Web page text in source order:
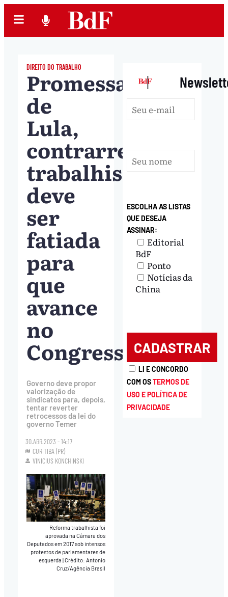
DIREITO DO TRABALHO
Promessa
de
Lula,
contrarreforma
trabalhista
deve
ser
fatiada
para
que
avance
no
Congresso
Governo deve propor
valorização de
sindicatos para, depois,
tentar reverter
retrocessos da lei do
governo Temer
30.ABR.2023 - 14:17
CURITIBA (PR)
VINICIUS KONCHINSKI
Reforma trabalhista foi
aprovada na Câmara dos
Deputados em 2017 sob intensos
protestos de parlamentares de
esquerda|Crédito: Antonio
Cruz/Agência Brasil
|
ESCOLHA AS LISTAS
QUE DESEJA
ASSINAR:
Editorial
BdF
Ponto
Notícias da
China
LI E CONCORDO
COM OSTERMOS DE
USO E POLÍTICA DE
PRIVACIDADE